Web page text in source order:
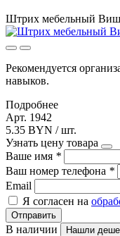
Штрих мебельный
Рекомендуется
навыков.
Подробнее
Арт. 1942
5.35 BYN / шт.
Узнать цену товара
Ваше имя *
Ваш номер телефона *
Email
Я согласен на
Отправить
В наличии Нашли